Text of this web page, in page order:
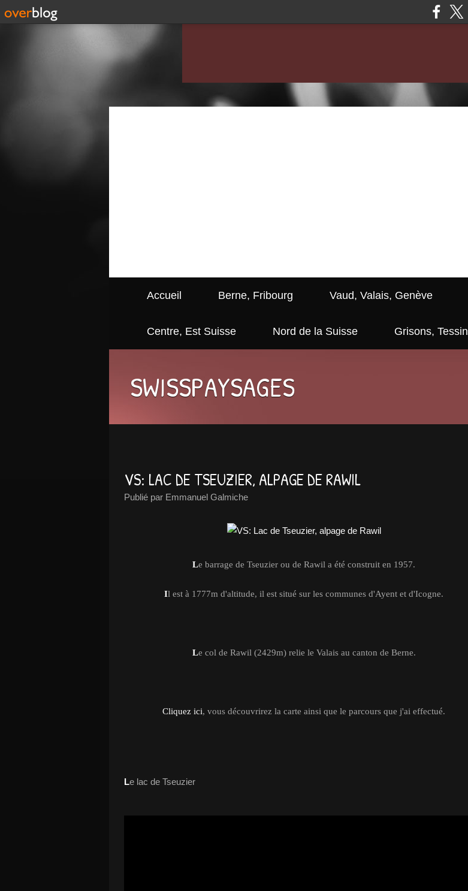
Accueil Berne, Fribourg Vaud, Valais, Genève
Centre, Est Suisse Nord de la Suisse Grisons, Tessin
SWISSPAYSAGES
VS: LAC DE TSEUZIER, ALPAGE DE RAWIL
Publié par Emmanuel Galmiche
Le barrage de Tseuzier ou de Rawil a été construit en 1957.
Il est à 1777m d'altitude, il est situé sur les communes d'Ayent et d'Icogne.
Le col de Rawil (2429m) relie le Valais au canton de Berne.
Cliquez ici, vous découvrirez la carte ainsi que le parcours que j'ai effectué.
Le lac de Tseuzier